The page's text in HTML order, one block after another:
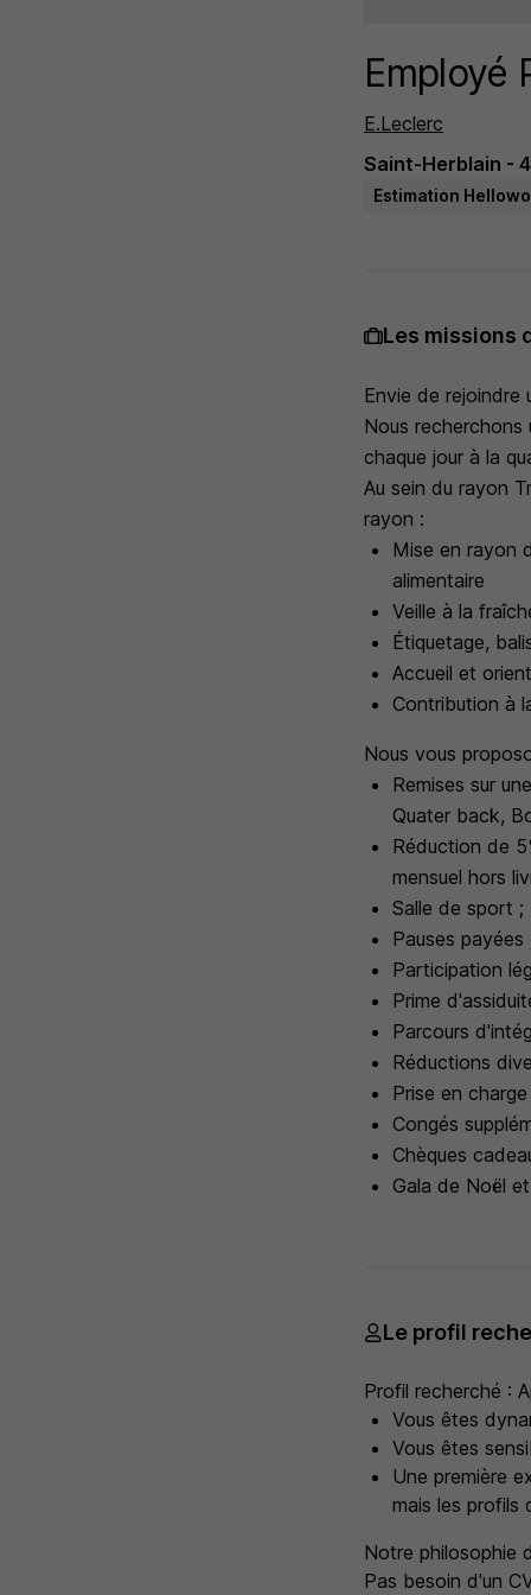
Employé
E.Leclerc
Saint-Herblain -
Estimation
Les missions
Envie de rejoindre
Nous
chaque jour à la
Au sein du rayon
rayon :
Mise en rayon
alimentaire
Veille à la
Étiquetage,
Accueil et
Contribution à
Nous vous
Remises sur
Quater back,
Réduction de
mensuel hors
Salle de sport ;
Pauses payées
Participation
Prime
Parcours
Réductions
Prise en
Congés
Chèques
Gala de Noël
Le profil
Profil recherché :
Vous êtes
Vous êtes
Une première
mais les profils
Notre philosophie
Pas besoin d'un